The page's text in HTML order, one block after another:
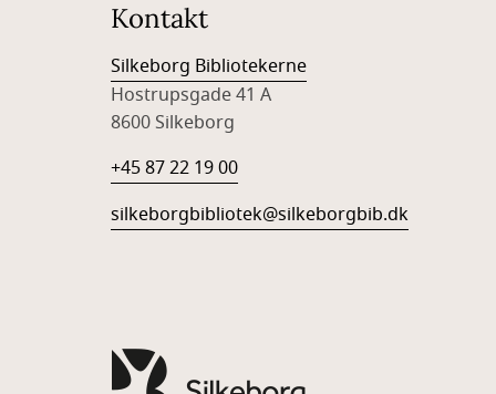
Kontakt
Silkeborg Bibliotekerne
Hostrupsgade 41 A
8600 Silkeborg
+45 87 22 19 00
silkeborgbibliotek@silkeborgbib.dk